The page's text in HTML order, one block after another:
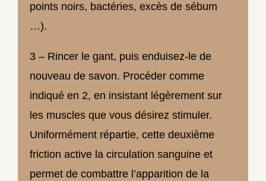
points noirs, bactéries, excès de sébum
…).
3 – Rincer le gant, puis enduisez-le de
nouveau de savon. Procéder comme
indiqué en 2, en insistant légèrement sur
les muscles que vous désirez stimuler.
Uniformément répartie, cette deuxième
friction active la circulation sanguine et
permet de combattre l’apparition de la